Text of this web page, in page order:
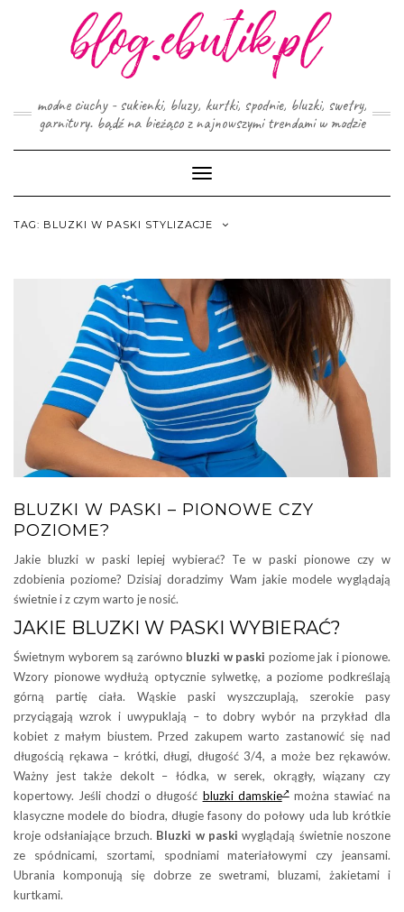
modne ciuchy - sukienki, bluzy, kurtki, spodnie, bluzki, swetry,
garnitury. bądź na bieżąco z najnowszymi trendami w modzie
Toggle
Navigation
TAG: BLUZKI W PASKI STYLIZACJE
BLUZKI W PASKI – PIONOWE CZY
POZIOME?
Jakie bluzki w paski lepiej wybierać? Te w paski pionowe czy w
zdobienia poziome? Dzisiaj doradzimy Wam jakie modele wyglądają
świetnie i z czym warto je nosić.
JAKIE BLUZKI W PASKI WYBIERAĆ?
Świetnym wyborem są zarówno bluzki w paski poziome jak i pionowe.
Wzory pionowe wydłużą optycznie sylwetkę, a poziome podkreślają
górną partię ciała. Wąskie paski wyszczuplają, szerokie pasy
przyciągają wzrok i uwypuklają – to dobry wybór na przykład dla
kobiet z małym biustem. Przed zakupem warto zastanowić się nad
długością rękawa – krótki, długi, długość 3/4, a może bez rękawów.
Ważny jest także dekolt – łódka, w serek, okrągły, wiązany czy
kopertowy. Jeśli chodzi o długość bluzki damskie można stawiać na
klasyczne modele do biodra, długie fasony do połowy uda lub krótkie
kroje odsłaniające brzuch. Bluzki w paski wyglądają świetnie noszone
ze spódnicami, szortami, spodniami materiałowymi czy jeansami.
Ubrania komponują się dobrze ze swetrami, bluzami, żakietami i
kurtkami.